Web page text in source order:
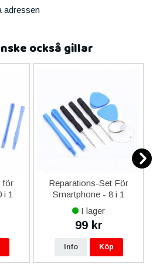
adressen
också gillar
för
i 1
Reparations-Set För
Smartphone - 8 i 1
I lager
99 kr
Info Köp